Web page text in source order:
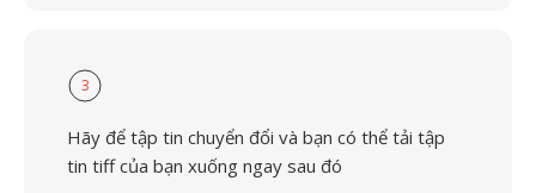
3
Hãy để tập tin chuyển đổi và bạn có thể tải tập
tin tiff của bạn xuống ngay sau đó